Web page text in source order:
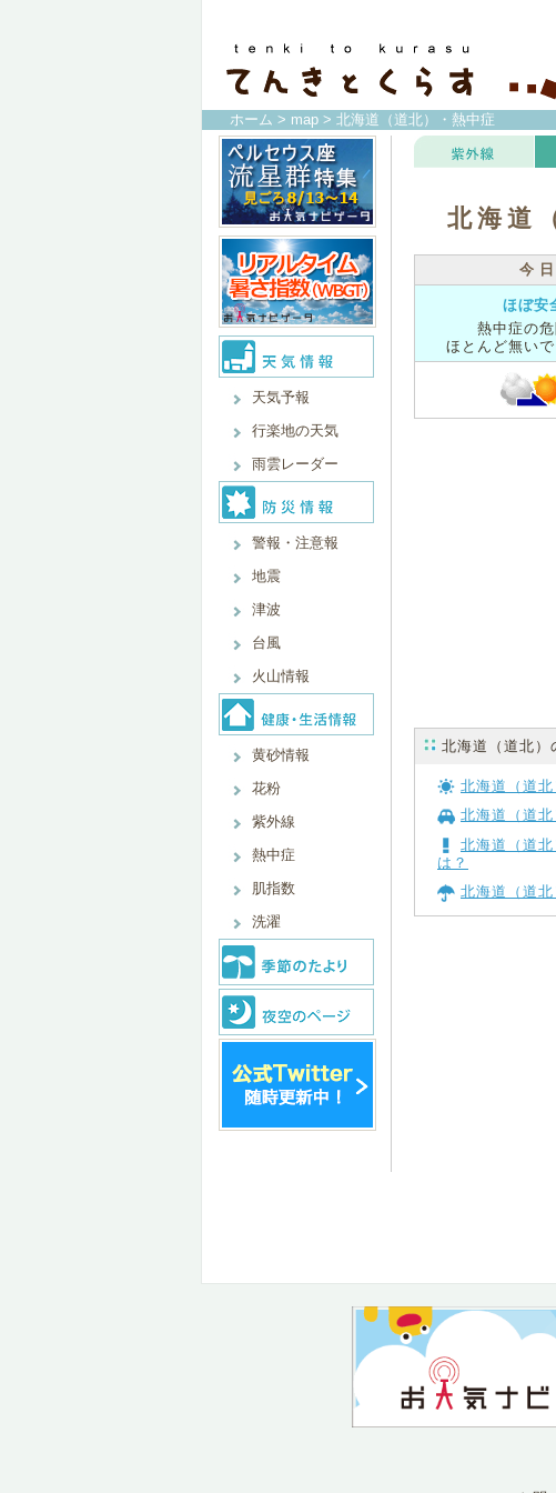
ホーム > map > 北海道（道北）・熱中症
天気予報
行楽地の天気
雨雲レーダー
警報・注意報
地震
津波
台風
火山情報
黄砂情報
花粉
紫外線
熱中症
肌指数
洗濯
北海道
今日
ほぼ安
熱中症の
ほとんど無いで
北海道（道北）
北海道（道
北海道（道
北海道（道
は？
北海道（道